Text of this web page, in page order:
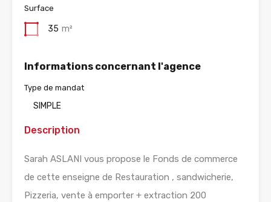
Surface
35 m²
Informations concernant l'agence
Type de mandat
SIMPLE
Description
Sarah ASLANI vous propose le Fonds de commerce
de cette enseigne de Restauration , sandwicherie,
Pizzeria, vente à emporter + extraction 200